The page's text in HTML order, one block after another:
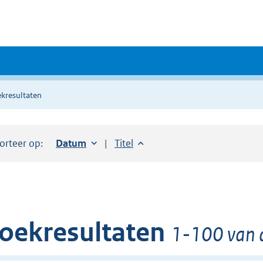
op: Sorteer op:
Datum oplopendSorteer op:
Titel oplopend
1-100 van